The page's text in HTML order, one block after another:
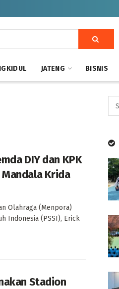
JATENG BISNIS
DIY dan KPK
Krida
Olahraga (Menpora)
Indonesia (PSSI), Erick
Stadion